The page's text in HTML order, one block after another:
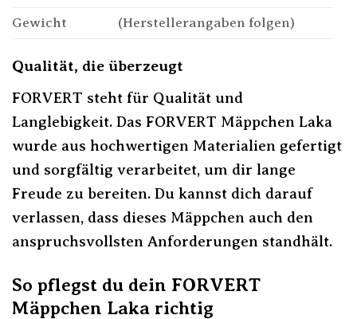
Gewicht (Herstellerangaben folgen)
Qualität, die überzeugt
FORVERT steht für Qualität und
Langlebigkeit. Das FORVERT Mäppchen Laka
wurde aus hochwertigen Materialien gefertigt
und sorgfältig verarbeitet, um dir lange
Freude zu bereiten. Du kannst dich darauf
verlassen, dass dieses Mäppchen auch den
anspruchsvollsten Anforderungen standhält.
So pflegst du dein FORVERT
Mäppchen Laka richtig